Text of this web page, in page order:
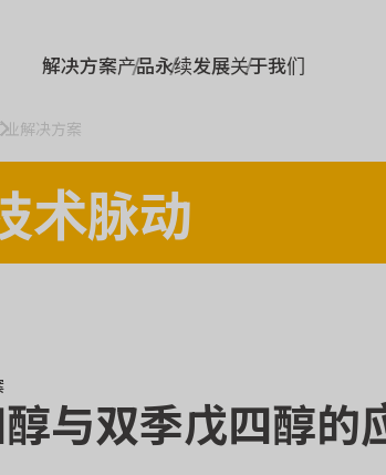
解决方案产品永续发展关于我们
业解决方案
术脉动
与双季戊四醇的